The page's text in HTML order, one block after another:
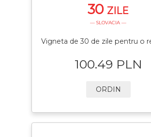
30 ZILE
— SLOVACIA —
Vigneta de 30 de zile pentru o
100.49 PLN
ORDIN